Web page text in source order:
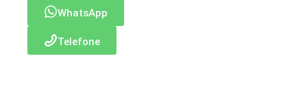
WhatsApp
Telefone